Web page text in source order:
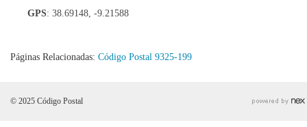
GPS: 38.69148, -9.21588
Páginas Relacionadas: Código Postal 9325-199
© 2025 Código Postal